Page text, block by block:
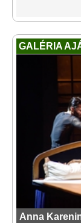
GALÉRIA
Anna